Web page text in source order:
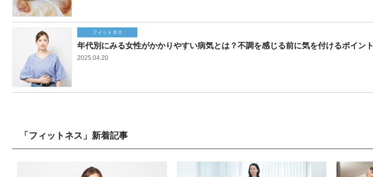
フィットネス
年代別にみる女性がかかりやすい病気とは？不調を感じる前に気を付けるポイント
2025.04.20
「フィットネス」新着記事